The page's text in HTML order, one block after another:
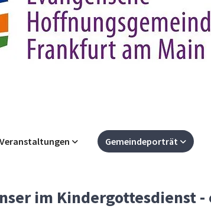
Veranstaltungen Gemeindeporträt
im Kindergottesdienst